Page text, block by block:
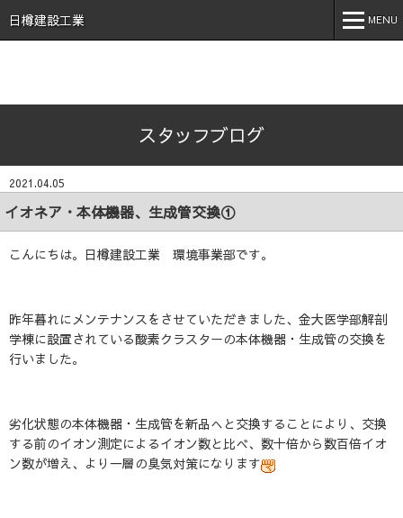
式会社 日樽 建設 土木 建築 新築 戸建 工事 解体 地元 安
心 誠実 コロナ 空気触媒 酸素クラスター オゾン 不活化
日樽建設工業 MENU
事業内容
実績紹介
スタッフブログ
お問い合わせ
スタッフブログ
2021.04.05
イオネア・本体機器、生成管交換①
こんにちは。日樽建設工業 環境事業部です。
昨年暮れにメンテナンスをさせていただきました、金大医学部解剖
学棟に設置されている酸素クラスターの本体機器・生成管の交換を
行いました。
劣化状態の本体機器・生成管を新品へと交換することにより、交換
する前のイオン測定によるイオン数と比べ、数十倍から数百倍イオ
ン数が増え、より一層の臭気対策になります